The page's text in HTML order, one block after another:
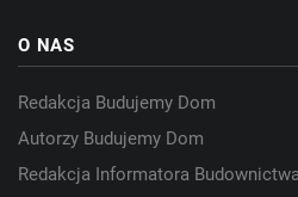
O NAS
Redakcja Budujemy Dom
Autorzy Budujemy Dom
Redakcja Informatora Budownictwa